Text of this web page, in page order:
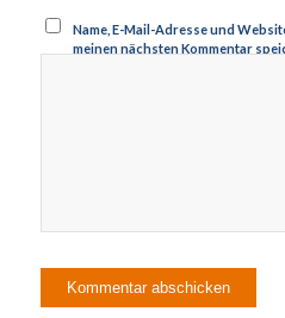
Name, E-Mail-Adresse und
meinen nächsten Kommentar